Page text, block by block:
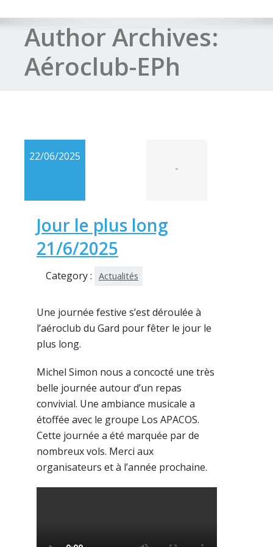
Author Archives:
Aéroclub-EPh
22/06/2025
-
Jour le plus long
21/6/2025
Category : Actualités
Une journée festive s’est déroulée à
l’aéroclub du Gard pour fêter le jour le
plus long.
Michel Simon nous a concocté une très
belle journée autour d’un repas
convivial. Une ambiance musicale a
étoffée avec le groupe Los APACOS.
Cette journée a été marquée par de
nombreux vols. Merci aux
organisateurs et à l’année prochaine.